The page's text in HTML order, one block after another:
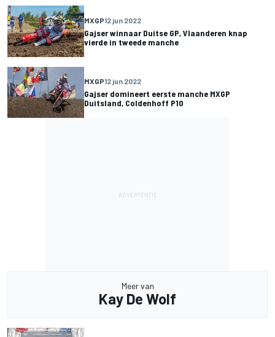
MXGP12 jun 2022
Gajser winnaar Duitse GP, Vlaanderen knap
vierde in tweede manche
MXGP12 jun 2022
Gajser domineert eerste manche MXGP
Duitsland, Coldenhoff P10
Meer van
Kay De Wolf